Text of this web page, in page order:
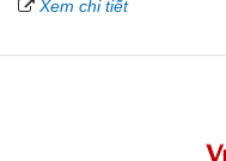
Xem chi tiết